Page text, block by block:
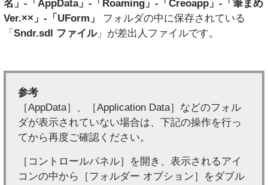
名」-「AppData」-「Roaming」-「Creoapp」-「筆まめ
Ver.××」-「UForm」
フォルダの中に保存されている
「 Sndr.sdl ファイル」が差出人ファイルです。
参考
［AppData］、［Application Data］などのフォル
ダが表示されていない場合は、下記の操作を行っ
てから再度ご確認ください。
［コントロールパネル］を開き、表示されるアイ
コンの中から［フォルダー オプション］をダブル